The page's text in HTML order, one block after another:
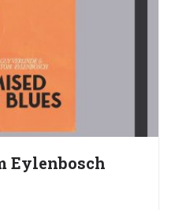
Eylenbosch